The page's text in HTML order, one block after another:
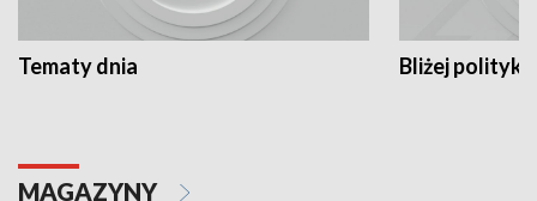
Tematy dnia Bliżej polityki
MAGAZYNY